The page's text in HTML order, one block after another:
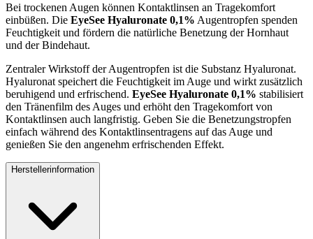
Bei trockenen Augen können Kontaktlinsen an Tragekomfort
einbüßen. Die EyeSee Hyaluronate 0,1% Augentropfen spenden
Feuchtigkeit und fördern die natürliche Benetzung der Hornhaut
und der Bindehaut.
Zentraler Wirkstoff der Augentropfen ist die Substanz Hyaluronat.
Hyaluronat speichert die Feuchtigkeit im Auge und wirkt zusätzlich
beruhigend und erfrischend. EyeSee Hyaluronate 0,1% stabilisiert
den Tränenfilm des Auges und erhöht den Tragekomfort von
Kontaktlinsen auch langfristig. Geben Sie die Benetzungstropfen
einfach während des Kontaktlinsentragens auf das Auge und
genießen Sie den angenehm erfrischenden Effekt.
Herstellerinformation